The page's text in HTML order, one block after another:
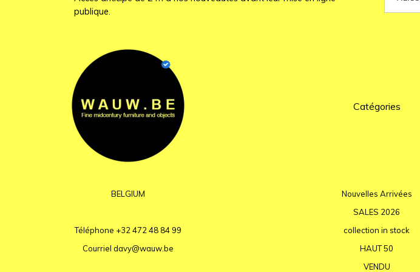
publique.
BELGIUM
Téléphone +32 472 48 84 99
Courriel davy@wauw.be
Catégories
Nouvelles Arrivées
SALES 2026
collection in stock
HAUT 50
VENDU